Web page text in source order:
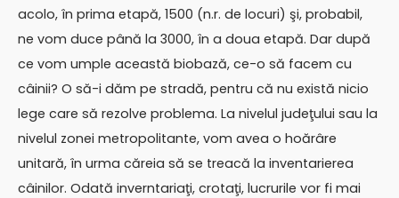
acolo, în prima etapă, 1500 (n.r. de locuri) şi, probabil,
ne vom duce până la 3000, în a doua etapă. Dar după
ce vom umple această biobază, ce-o să facem cu
câinii? O să-i dăm pe stradă, pentru că nu există nicio
lege care să rezolve problema. La nivelul judeţului sau la
nivelul zonei metropolitante, vom avea o hoărâre
unitară, în urma căreia să se treacă la inventarierea
câinilor. Odată inverntariaţi, crotaţi, lucrurile vor fi mai